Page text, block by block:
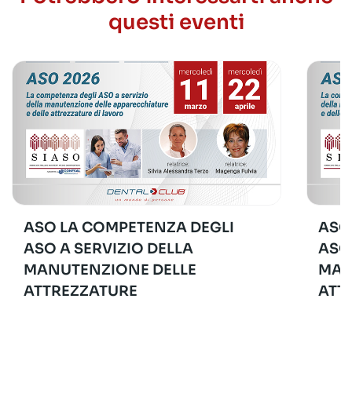
questi eventi
ASO LA COMPETENZA DEGLI
ASO A SERVIZIO DELLA
MANUTENZIONE DELLE
ATTREZZATURE